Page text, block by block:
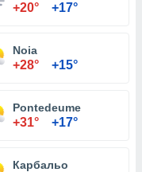
+20° +17°
Noia
+28° +15°
Pontedeume
+31° +17°
Карбальо